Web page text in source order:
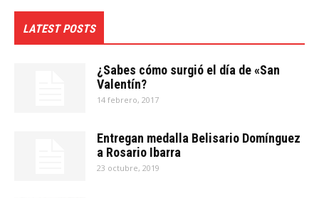
LATEST POSTS
¿Sabes cómo surgió el día de «San
Valentín?
14 febrero, 2017
Entregan medalla Belisario Domínguez
a Rosario Ibarra
23 octubre, 2019